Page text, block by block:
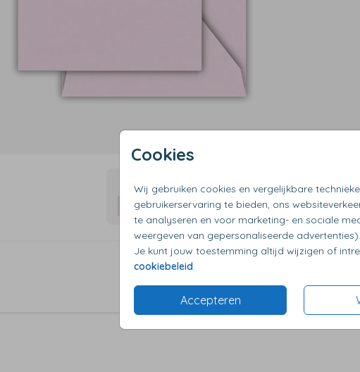
Cookies
Wij gebruiken cookies en vergelijkbare
gebruikerservaring te bieden, ons
te analyseren en voor marketing- en sociale
weergeven van gepersonaliseerde advertenties).
Je kunt jouw toestemming altijd wijzigen of
cookiebeleid
Accepteren